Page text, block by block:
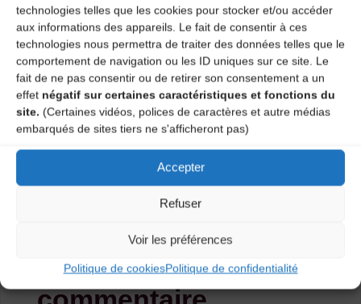
technologies telles que les cookies pour stocker et/ou accéder
aux informations des appareils. Le fait de consentir à ces
technologies nous permettra de traiter des données telles que le
comportement de navigation ou les ID uniques sur ce site. Le
fait de ne pas consentir ou de retirer son consentement a un
effet négatif sur certaines caractéristiques et fonctions du
site. (Certaines vidéos, polices de caractères et autre médias
embarqués de sites tiers ne s'afficheront pas)
Accepter
Refuser
Voir les préférences
Politique de cookiesPolitique de confidentialité
Agenda
Bal traditionnel – Duo Artense, Scalp, Ecole de
musique de Brioude
Laisser un